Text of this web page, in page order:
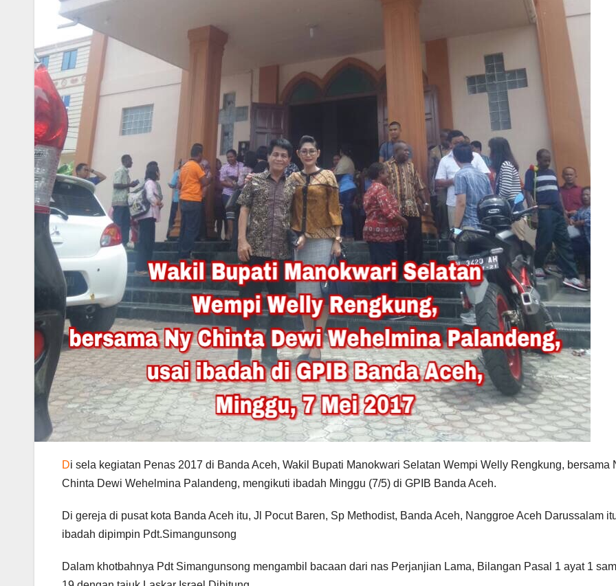
Di sela kegiatan Penas 2017 di Banda Aceh, Wakil Bupati Manokwari Selatan Wempi Welly Rengkung, bersama
Chinta Dewi Wehelmina Palandeng, mengikuti ibadah Minggu (7/5) di GPIB Banda Aceh.
Di gereja di pusat kota Banda Aceh itu, Jl Pocut Baren, Sp Methodist, Banda Aceh, Nanggroe Aceh Darussalam
ibadah dipimpin Pdt.Simangunsong
Dalam khotbahnya Pdt Simangunsong mengambil bacaan dari nas Perjanjian Lama, Bilangan Pasal 1 ayat 1